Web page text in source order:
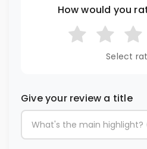
How would you
Select
Give your review a title